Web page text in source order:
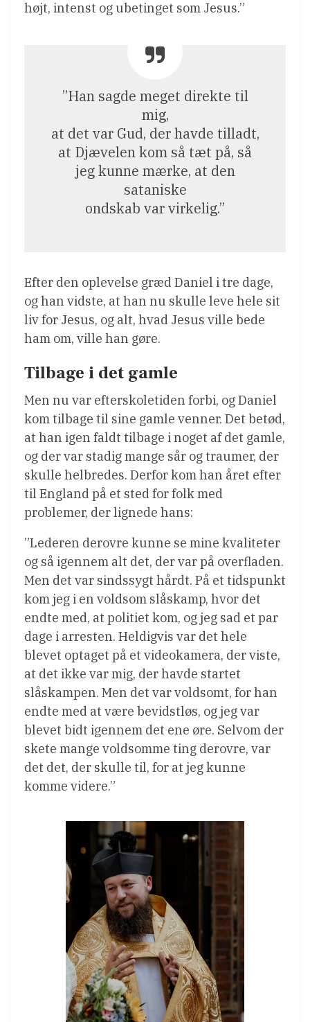
højt, intenst og ubetinget som Jesus.”
”Han sagde meget direkte til
mig,
at det var Gud, der havde tilladt,
at Djævelen kom så tæt på, så
jeg kunne mærke, at den
sataniske
ondskab var virkelig.”
Efter den oplevelse græd Daniel i tre dage,
og han vidste, at han nu skulle leve hele sit
liv for Jesus, og alt, hvad Jesus ville bede
ham om, ville han gøre.
Tilbage i det gamle
Men nu var efterskoletiden forbi, og Daniel
kom tilbage til sine gamle venner. Det betød,
at han igen faldt tilbage i noget af det gamle,
og der var stadig mange sår og traumer, der
skulle helbredes. Derfor kom han året efter
til England på et sted for folk med
problemer, der lignede hans:
”Lederen derovre kunne se mine kvaliteter
og så igennem alt det, der var på overfladen.
Men det var sindssygt hårdt. På et tidspunkt
kom jeg i en voldsom slåskamp, hvor det
endte med, at politiet kom, og jeg sad et par
dage i arresten. Heldigvis var det hele
blevet optaget på et videokamera, der viste,
at det ikke var mig, der havde startet
slåskampen. Men det var voldsomt, for han
endte med at være bevidstløs, og jeg var
blevet bidt igennem det ene øre. Selvom der
skete mange voldsomme ting derovre, var
det det, der skulle til, for at jeg kunne
komme videre.”